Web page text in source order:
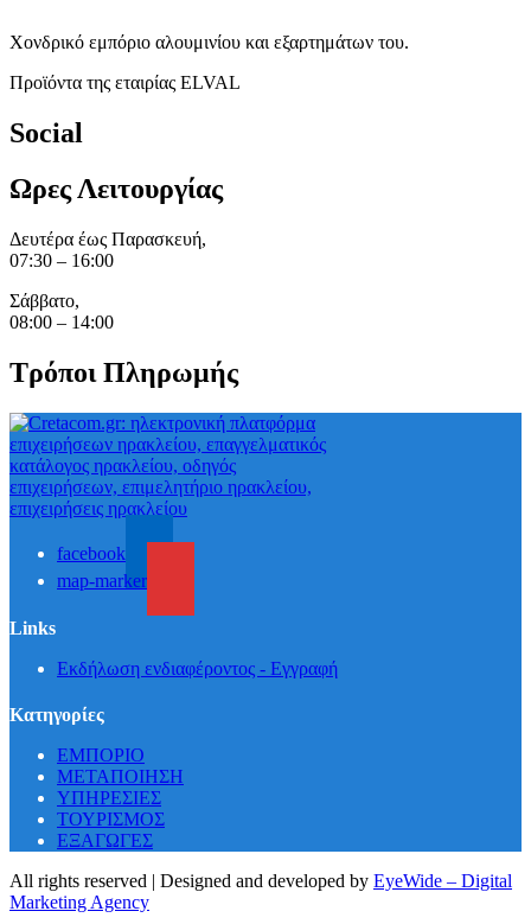
Χονδρικό εμπόριο αλουμινίου και εξαρτημάτων του.
Προϊόντα της εταιρίας ELVAL
Social
Ωρες Λειτουργίας
Δευτέρα έως Παρασκευή,
07:30 – 16:00
Σάββατο,
08:00 – 14:00
Τρόποι Πληρωμής
facebook
map-marker
Links
Εκδήλωση ενδιαφέροντος - Εγγραφή
Κατηγορίες
ΕΜΠΟΡΙΟ
ΜΕΤΑΠΟΙΗΣΗ
ΥΠΗΡΕΣΙΕΣ
ΤΟΥΡΙΣΜΟΣ
ΕΞΑΓΩΓΕΣ
All rights reserved | Designed and developed by EyeWide – Digital
Marketing Agency